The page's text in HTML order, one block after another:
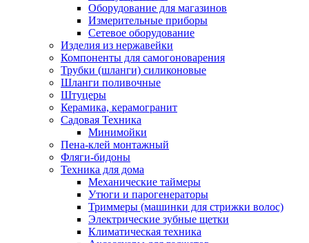
Оборудование для магазинов
Измерительные приборы
Сетевое оборудование
Изделия из нержавейки
Компоненты для самогоноварения
Трубки (шланги) силиконовые
Шланги поливочные
Штуцеры
Керамика, керамогранит
Садовая Техника
Минимойки
Пена-клей монтажный
Фляги-бидоны
Техника для дома
Механические таймеры
Утюги и парогенераторы
Триммеры (машинки для стрижки волос)
Электрические зубные щетки
Климатическая техника